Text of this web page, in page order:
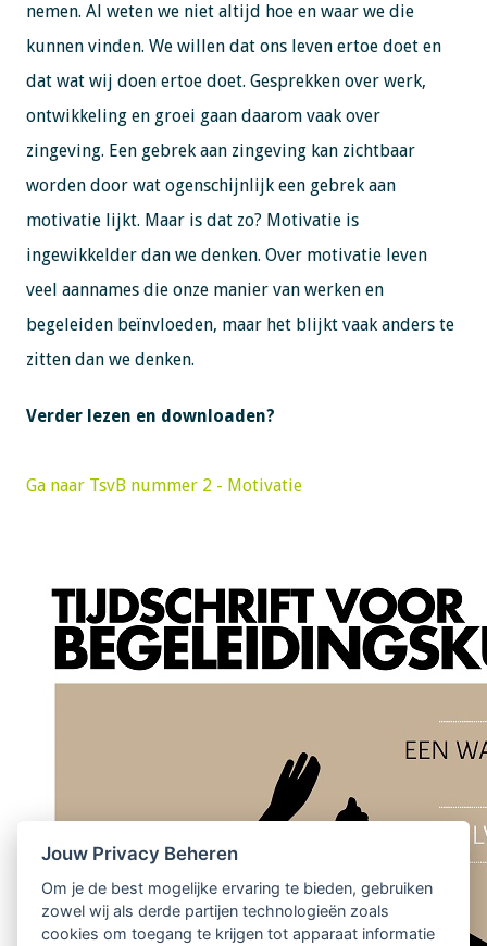
nemen. Al weten we niet altijd hoe en waar we die
kunnen vinden. We willen dat ons leven ertoe doet en
dat wat wij doen ertoe doet. Gesprekken over werk,
ontwikkeling en groei gaan daarom vaak over
zingeving. Een gebrek aan zingeving kan zichtbaar
worden door wat ogenschijnlijk een gebrek aan
motivatie lijkt. Maar is dat zo? Motivatie is
ingewikkelder dan we denken. Over motivatie leven
veel aannames die onze manier van werken en
begeleiden beïnvloeden, maar het blijkt vaak anders te
zitten dan we denken.
Verder lezen en downloaden?
Ga naar TsvB nummer 2 - Motivatie
Jouw Privacy Beheren
Om je de best mogelijke ervaring te bieden, gebruiken
zowel wij als derde partijen technologieën zoals
cookies om toegang te krijgen tot apparaat informatie